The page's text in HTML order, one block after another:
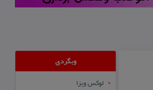
وبگردی
لوکس ویزا